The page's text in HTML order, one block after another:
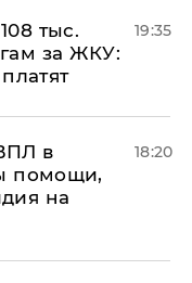
тыс.
за ЖКУ:
19:35
в
помощи,
на
18:20